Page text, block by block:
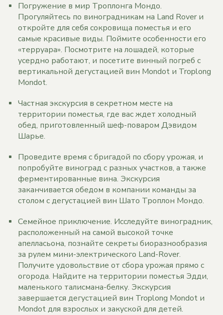
Погружение в мир Троплонга Мондо.
Прогуляйтесь по виноградникам на Land Rover и
откройте для себя сокровища поместья и его
самые красивые виды. Поймите особенности его
«терруара». Посмотрите на лошадей, которые
усердно работают, и посетите винный погреб с
вертикальной дегустацией вин Mondot и Troplong
Mondot.
Частная экскурсия в секретном месте на
территории поместья, где вас ждет холодный
обед, приготовленный шеф-поваром Дэвидом
Шарье.
Проведите время с бригадой по сбору урожая, и
попробуйте виноград с разных участков, а также
ферментированные вина. Экскурсия
заканчивается обедом в компании команды за
столом с дегустацией вин Шато Троплон Мондо.
Семейное приключение. Исследуйте виноградник,
расположенный на самой высокой точке
апелласьона, познайте секреты биоразнообразия
за рулем мини-электрического Land-Rover.
Получите удовольствие от сбора урожая прямо с
огорода. Найдите на территории поместья Эдди,
маленького талисмана-белку. Экскурсия
завершается дегустацией вин Troplong Mondot и
Mondot для взрослых и закуской для детей.